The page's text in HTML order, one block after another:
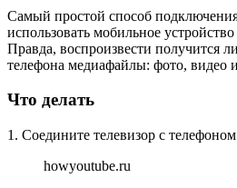
Самый простой способ
использовать мобильное
Правда, воспроизвести получится
телефона медиафайлы: фото, видео
Что делать
1. Соедините телевизор с
howyoutube.ru